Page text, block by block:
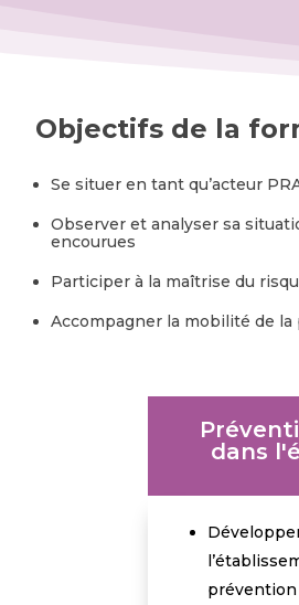
Objectifs de la
Se situer en tant qu’acteur
Observer et analyser sa
encourues
Participer à la maîtrise du
Accompagner la mobilité de
dans
prévention